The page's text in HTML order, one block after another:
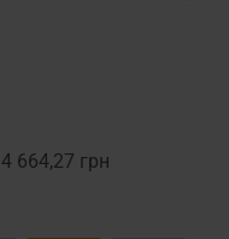
4 664,27 грн